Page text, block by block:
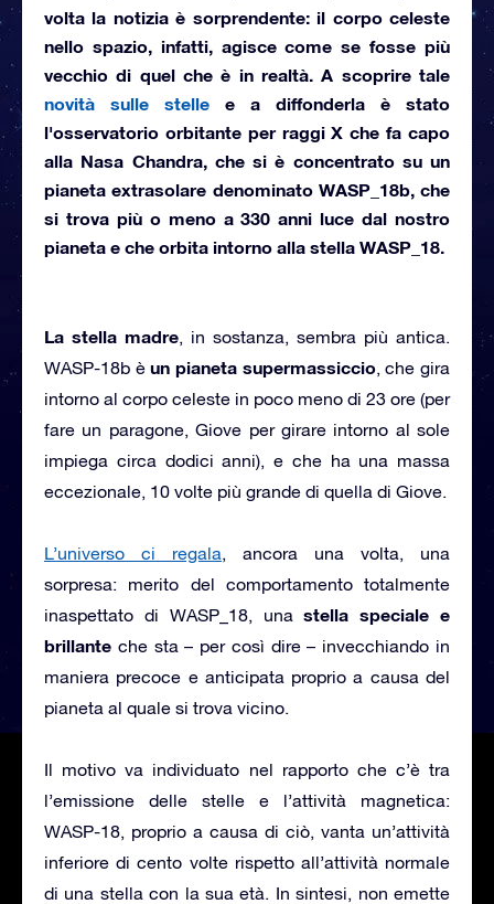
volta la notizia è sorprendente: il corpo celeste
nello spazio, infatti, agisce come se fosse più
vecchio di quel che è in realtà. A scoprire tale
novità sulle stelle e a diffonderla è stato
l'osservatorio orbitante per raggi X che fa capo
alla Nasa Chandra, che si è concentrato su un
pianeta extrasolare denominato WASP_18b, che
si trova più o meno a 330 anni luce dal nostro
pianeta e che orbita intorno alla stella WASP_18.
La stella madre, in sostanza, sembra più antica.
WASP-18b èun pianeta supermassiccio, che gira
intorno al corpo celeste in poco meno di 23 ore (per
fare un paragone, Giove per girare intorno al sole
impiega circa dodici anni), e che ha una massa
eccezionale, 10 volte più grande di quella di Giove.
L’universo ci regala, ancora una volta, una
sorpresa: merito del comportamento totalmente
inaspettato di WASP_18, unastella speciale e
brillante che sta – per così dire – invecchiando in
maniera precoce e anticipata proprio a causa del
pianeta al quale si trova vicino.
Il motivo va individuato nel rapporto che c’è tra
l’emissione delle stelle e l’attività magnetica:
WASP-18, proprio a causa di ciò, vanta un’attività
inferiore di cento volte rispetto all’attività normale
di una stella con la sua età. In sintesi, non emette